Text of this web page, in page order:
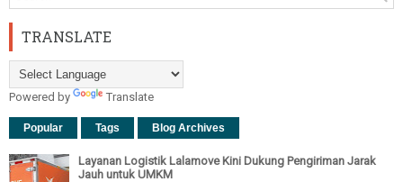
TRANSLATE
Powered by Translate
Popular Tags Blog Archives
Layanan Logistik Lalamove Kini Dukung Pengiriman Jarak
Jauh untuk UMKM